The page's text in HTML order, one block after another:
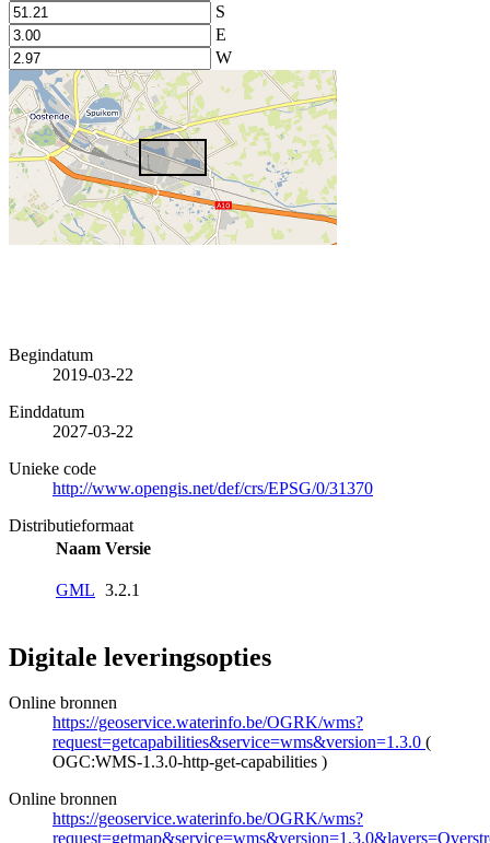
S
E
W
Begindatum
2019-03-22
Einddatum
2027-03-22
Unieke code
http://www.opengis.net/def/crs/EPSG/0/31370
Distributieformaat
Naam Versie
GML 3.2.1
Digitale leveringsopties
Online bronnen
https://geoservice.waterinfo.be/OGRK/wms?
request=getcapabilities&service=wms&version=1.3.0 (
OGC:WMS-1.3.0-http-get-capabilities )
Online bronnen
https://geoservice.waterinfo.be/OGRK/wms?